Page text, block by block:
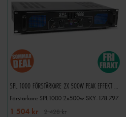
SPL 1000 FÖRSTÄRKARE 2X 500W PEAK EFFEKT EQ SVART
Förstärkare SPL1000 2x500w SKY-178.797
1 504 kr 2 428 kr